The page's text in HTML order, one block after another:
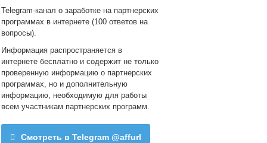
Telegram-канал о заработке на партнерских
программах в интернете (100 ответов на
вопросы).
Информация распространяется в
интернете бесплатно и содержит не только
проверенную информацию о партнерских
программах, но и дополнительную
информацию, необходимую для работы
всем участникам партнерских программ.
Смотреть в Telegram @affurl